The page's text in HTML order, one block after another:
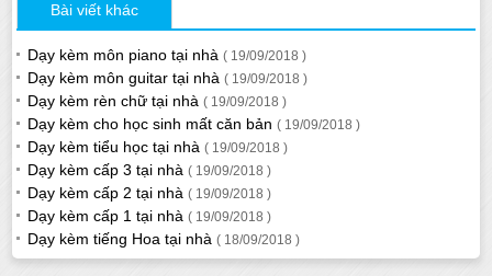
Bài viết khác
Dạy kèm môn piano tại nhà( 19/09/2018 )
Dạy kèm môn guitar tại nhà( 19/09/2018 )
Dạy kèm rèn chữ tại nhà( 19/09/2018 )
Dạy kèm cho học sinh mất căn bản( 19/09/2018 )
Dạy kèm tiểu học tại nhà( 19/09/2018 )
Dạy kèm cấp 3 tại nhà( 19/09/2018 )
Dạy kèm cấp 2 tại nhà( 19/09/2018 )
Dạy kèm cấp 1 tại nhà( 19/09/2018 )
Dạy kèm tiếng Hoa tại nhà( 18/09/2018 )